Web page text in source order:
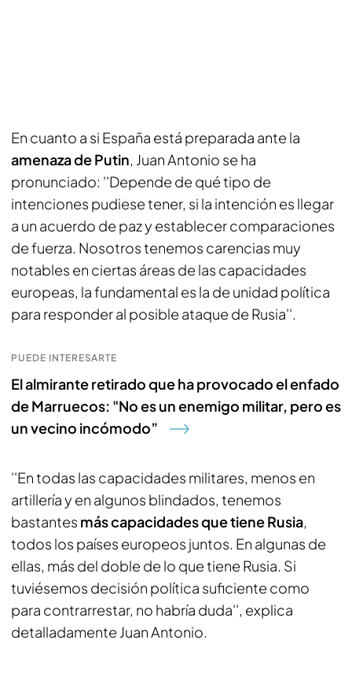
En cuanto a si España está preparada ante la
amenaza de Putin, Juan Antonio se ha
pronunciado: ''Depende de qué tipo de
intenciones pudiese tener, si la intención es llegar
a un acuerdo de paz y establecer comparaciones
de fuerza. Nosotros tenemos carencias muy
notables en ciertas áreas de las capacidades
europeas, la fundamental es la de unidad política
para responder al posible ataque de Rusia''.
PUEDE INTERESARTE
El almirante retirado que ha provocado el enfado
de Marruecos: "No es un enemigo militar, pero es
un vecino incómodo”
''En todas las capacidades militares, menos en
artillería y en algunos blindados, tenemos
bastantes más capacidades que tiene Rusia,
todos los países europeos juntos. En algunas de
ellas, más del doble de lo que tiene Rusia. Si
tuviésemos decisión política suficiente como
para contrarrestar, no habría duda'', explica
detalladamente Juan Antonio.